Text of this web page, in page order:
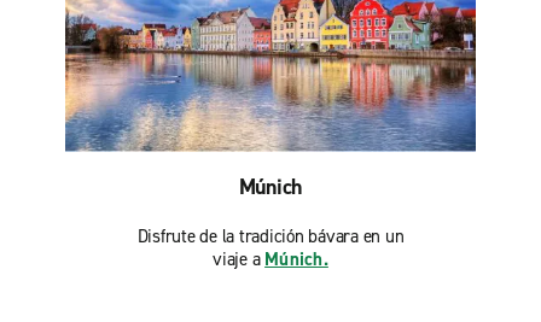
Múnich
Disfrute de la tradición bávara en un
viaje a Múnich.